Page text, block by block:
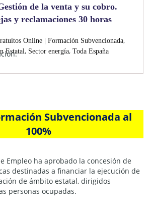
de la venta y su cobro.
y reclamaciones 30 horas
Online | Formación Subvencionada,
Estatal , Sector energía, Toda España
Subvencionada al
100%
Empleo ha aprobado la concesión de
destinadas a financiar la ejecución de
de ámbito estatal, dirigidos
personas ocupadas.